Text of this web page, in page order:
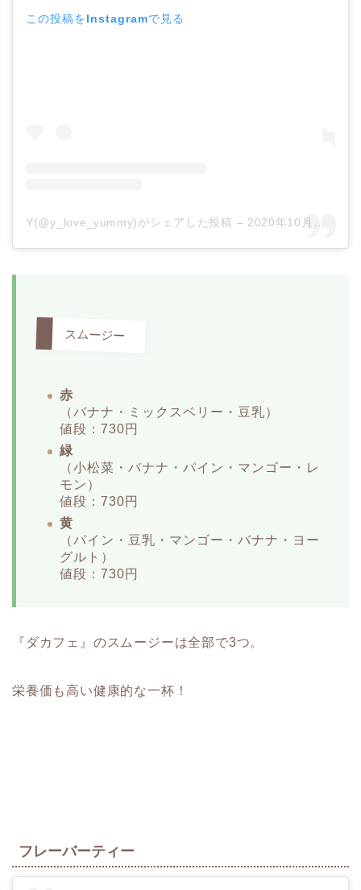
この投稿をInstagramで見る
Y(@y_love_yummy)がシェアした投稿 – 2020年10月月10日午後3時58分PDT
スムージー
赤
（バナナ・ミックスベリー・豆乳）
値段：730円
緑
（小松菜・バナナ・パイン・マンゴー・レ
モン）
値段：730円
黄
（パイン・豆乳・マンゴー・バナナ・ヨー
グルト）
値段：730円
『ダカフェ』のスムージーは全部で3つ。
栄養価も高い健康的な一杯！
フレーバーティー